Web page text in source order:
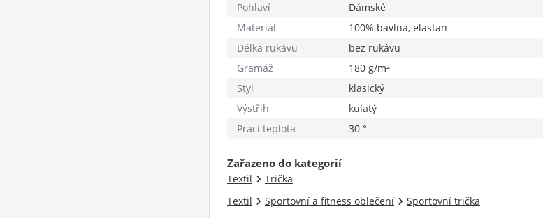
Pohlaví
Dámské
Materiál
100% bavlna, elastan
Délka rukávu
bez rukávu
Gramáž
180 g/m²
Styl
klasický
Výstřih
kulatý
Prací teplota
30 °
Zařazeno do kategorií
Textil
Trička
Textil
Sportovní a fitness oblečení Sportovní trička